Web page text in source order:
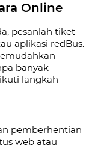
Online
pesanlah tiket
aplikasi redBus.
banyak
langkah-
pemberhentian
web atau